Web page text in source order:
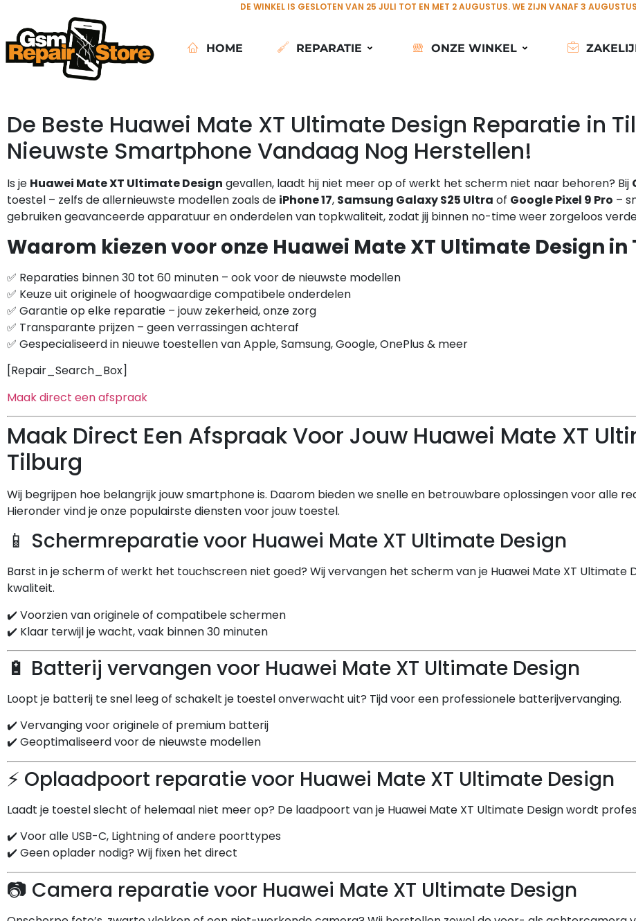
DE WINKEL IS GESLOTEN VAN 25 JULI TOT EN MET 2 AUGUSTUS. WE ZIJN VANAF 3
HOME REPARATIE ONZE WINKEL
De Beste Huawei Mate XT Ultimate Design Reparatie in
Nieuwste Smartphone Vandaag Nog Herstellen!
Is je Huawei Mate XT Ultimate Design gevallen, laadt hij niet meer op of werkt het scherm niet naar behoren? Bij
toestel – zelfs de allernieuwste modellen zoals de iPhone 17, Samsung Galaxy S25 Ultra of Google Pixel 9 Pro –
gebruiken geavanceerde apparatuur en onderdelen van topkwaliteit, zodat jij binnen no-time weer zorgeloos
Waarom kiezen voor onze Huawei Mate XT Ultimate Design in
✅ Reparaties binnen 30 tot 60 minuten – ook voor de nieuwste modellen
✅ Keuze uit originele of hoogwaardige compatibele onderdelen
✅ Garantie op elke reparatie – jouw zekerheid, onze zorg
✅ Transparante prijzen – geen verrassingen achteraf
✅ Gespecialiseerd in nieuwe toestellen van Apple, Samsung, Google, OnePlus & meer
[Repair_Search_Box]
Maak direct een afspraak
Maak Direct Een Afspraak Voor Jouw Huawei Mate XT
Tilburg
Wij begrijpen hoe belangrijk jouw smartphone is. Daarom bieden we snelle en betrouwbare oplossingen voor alle
Hieronder vind je onze populairste diensten voor jouw toestel.
📱 Schermreparatie voor Huawei Mate XT Ultimate Design
Barst in je scherm of werkt het touchscreen niet goed? Wij vervangen het scherm van je Huawei Mate XT Ultimate
kwaliteit.
✔️ Voorzien van originele of compatibele schermen
✔️ Klaar terwijl je wacht, vaak binnen 30 minuten
🔋 Batterij vervangen voor Huawei Mate XT Ultimate Design
Loopt je batterij te snel leeg of schakelt je toestel onverwacht uit? Tijd voor een professionele batterijvervanging.
✔️ Vervanging voor originele of premium batterij
✔️ Geoptimaliseerd voor de nieuwste modellen
⚡ Oplaadpoort reparatie voor Huawei Mate XT Ultimate Design
Laadt je toestel slecht of helemaal niet meer op? De laadpoort van je Huawei Mate XT Ultimate Design wordt
✔️ Voor alle USB-C, Lightning of andere poorttypes
✔️ Geen oplader nodig? Wij fixen het direct
📷 Camera reparatie voor Huawei Mate XT Ultimate Design